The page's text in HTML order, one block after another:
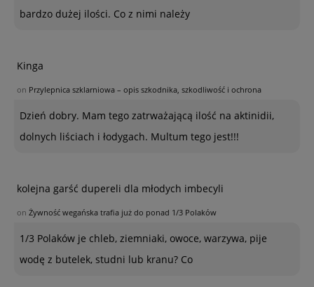
bardzo dużej ilości. Co z nimi należy
Kinga
on Przylepnica szklarniowa – opis szkodnika, szkodliwość i ochrona
Dzień dobry. Mam tego zatrważającą ilość na aktinidii,
dolnych liściach i łodygach. Multum tego jest!!!
kolejna garść dupereli dla młodych imbecyli
on Żywność wegańska trafia już do ponad 1/3 Polaków
1/3 Polaków je chleb, ziemniaki, owoce, warzywa, pije
wodę z butelek, studni lub kranu? Co